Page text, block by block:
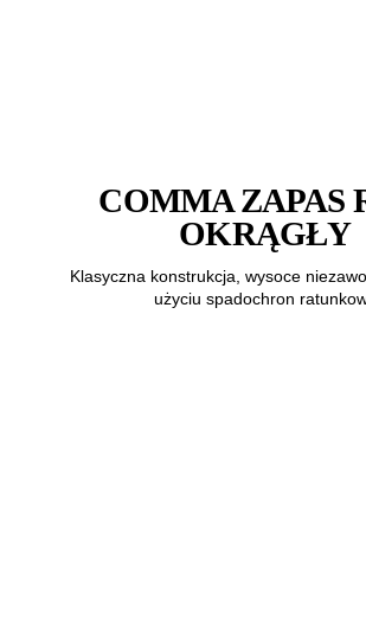
COMMA ZAPAS
OKRĄGŁY
Klasyczna konstrukcja, wysoce
użyciu spadochron